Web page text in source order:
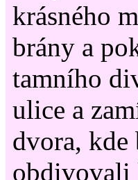
krásného
brány a
tamního
ulice a
dvora, kde
obdivovali